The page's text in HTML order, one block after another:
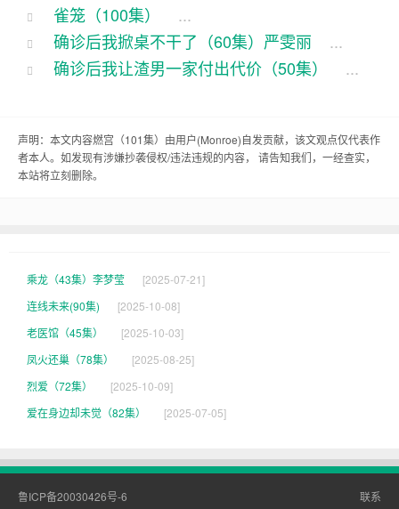
要用心学的。”
小胖一听，心里那个美啊，心想：“终于有个地方能
让我施展拳脚了。”可他没想到，这御膳房里的日
有一天，老张正在教小胖做红烧，突然，宫里头来
了个传令兵，说：“老张，皇上宣你进宫！”老张一
老张进了宫，就看见皇上正坐在宝座上，脸色沉。
老张一跪下，就听见皇上说：“老张，你做的这道
菜，怎么这么咸啊？”
老张心里一惊，赶紧磕头说：“皇上，小的这就去换
新料，重新做。”
加，他气得直跺脚：“小胖啊，你这是要把我给啊！”
雀笼（100集）
...
确诊后我掀桌不干了（60集）严雯丽
...
确诊后我让渣男一家付出代价（50集）
...
声明：本文内容燃宫（101集）由用户(Monroe)自发贡献，该文观点仅代表作
者本人。如发现有涉嫌抄袭侵权/违法违规的内容， 请告知我们，一经查实，
本站将立刻删除。
乘龙（43集）李梦莹
[2025-07-21]
连线未来(90集)
[2025-10-08]
老医馆（45集）
[2025-10-03]
凤火还巢（78集）
[2025-08-25]
烈爱（72集）
[2025-10-09]
爱在身边却未觉（82集）
[2025-07-05]
鲁ICP备20030426号-6 联系